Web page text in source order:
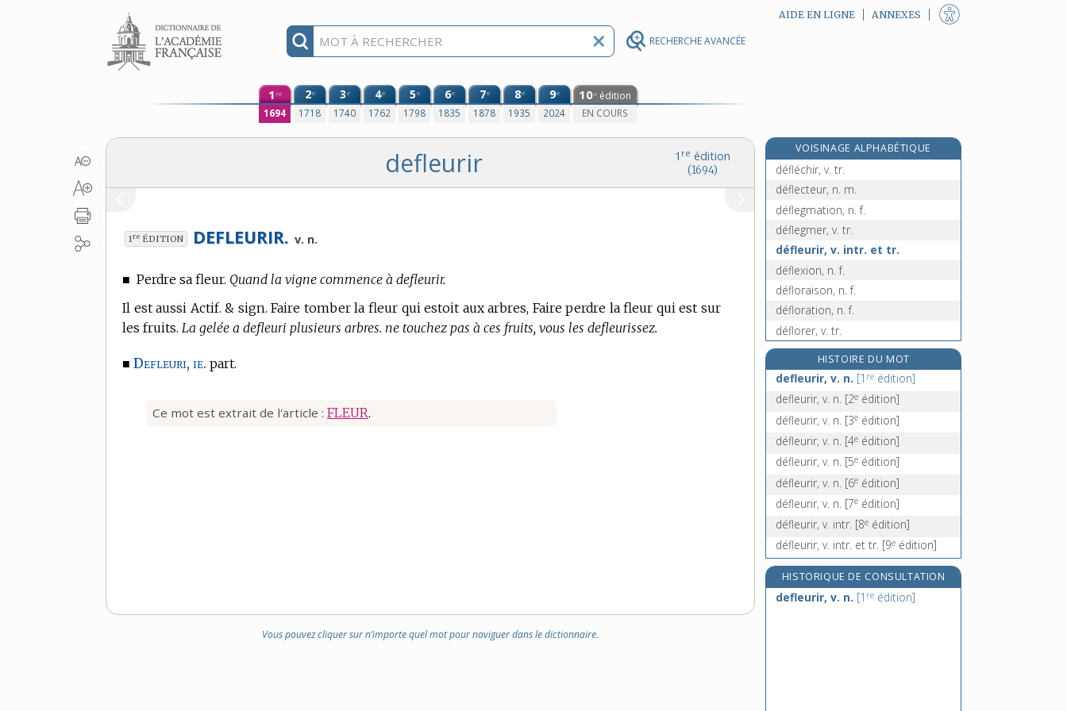
RECHERCHE AVANCÉE
Aller au contenu AIDE EN LIGNE ANNEXES
1 re
1694
2e
1718
3e
1740
4e
1762
5e
1798
6e
1835
7e
1878
8e
1935
9e
2024
10e édition
EN COURS
1 re édition
(1694)
defleurir
1re ÉDITION DEFLEURIR. v. n.
■ Perdre sa fleur. Quand la vigne commence à defleurir.
Il est aussi Actif. & sign. Faire tomber la fleur qui estoit aux arbres, Faire perdre la fleur qui est sur
les fruits. La gelée a defleuri plusieurs arbres. ne touchez pas à ces fruits, vous les defleurissez.
■ Defleuri, ie. part.
Ce mot est extrait de l'article : FLEUR.
Vous pouvez cliquer sur n’importe quel mot pour naviguer dans le dictionnaire.
VOISINAGE ALPHABÉTIQUE
déflationniste, adj.
défléchir, v. tr.
déflecteur, n. m.
déflegmation, n. f.
déflegmer, v. tr.
défleurir, v. intr. et tr.
déflexion, n. f.
défloraison, n. f.
défloration, n. f.
déflorer, v. tr.
défluent, n. m.
defluxion, n. f.[2eédition]
défoliant, -ante, adj.
HISTOIRE DU MOT
defleurir, v. n. [1 re édition]
defleurir, v. n. [2e édition]
défleurir, v. n. [3e édition]
défleurir, v. n. [4e édition]
défleurir, v. n. [5e édition]
défleurir, v. n. [6e édition]
défleurir, v. n. [7e édition]
défleurir, v. intr. [8e édition]
défleurir, v. intr. et tr. [9e édition]
HISTORIQUE DE CONSULTATION
defleurir, v. n. [1 re édition]